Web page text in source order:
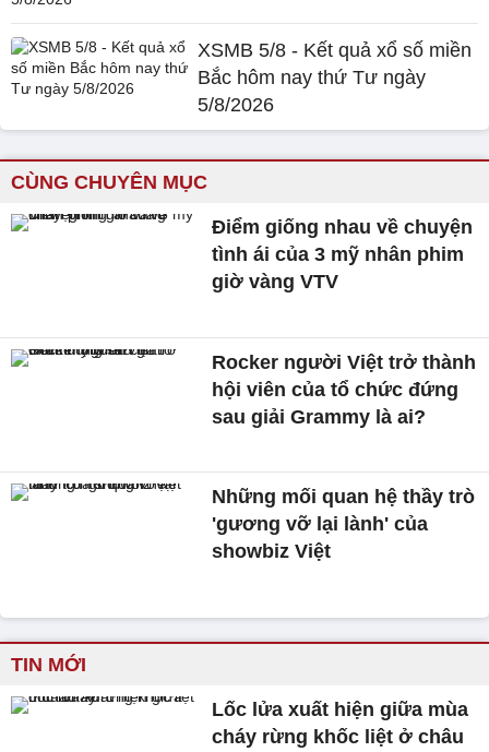
XSMB 5/8 - Kết quả xổ số miền
Bắc hôm nay thứ Tư ngày
5/8/2026
CÙNG CHUYÊN MỤC
Điểm giống nhau về chuyện
tình ái của 3 mỹ nhân phim
giờ vàng VTV
Rocker người Việt trở thành
hội viên của tổ chức đứng
sau giải Grammy là ai?
Những mối quan hệ thầy trò
'gương vỡ lại lành' của
showbiz Việt
TIN MỚI
Lốc lửa xuất hiện giữa mùa
cháy rừng khốc liệt ở châu